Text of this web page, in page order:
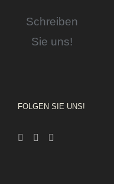
Schreiben
Sie uns!
FOLGEN SIE UNS!